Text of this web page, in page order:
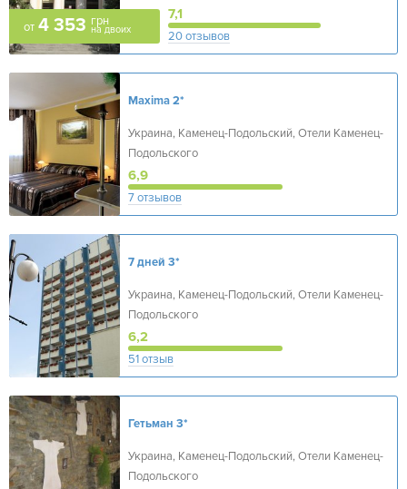
от 4 353 грн
на двоих
7,1
20 отзывов
Maxima2*
Украина, Каменец-Подольский, Отели Каменец-
Подольского
6,9
7 отзывов
7 дней 3*
Украина, Каменец-Подольский, Отели Каменец-
Подольского
6,2
51 отзыв
Гетьман 3*
Украина, Каменец-Подольский, Отели Каменец-
Подольского